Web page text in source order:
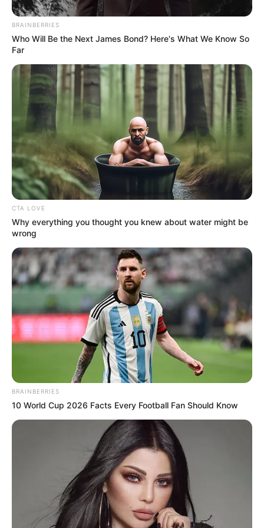
-ad4
✅Garantia dos mesmos direitos dos demais servidores municipais;
Com a nova definição, os agentes passam a ter proteção funcional
compatível com a natureza permanente de suas atividades.
medida fortalece a Proteção Social
e reconhece o papel
estratégico desses trabalhadores naLinha de Frente da Saúde
Pública.
Agentes de Saúde de Nova União comemoram a grande
vitória . —Foto ilustrativa/Reprodução.
O resultado consolida uma reivindicação histórica da
BRAINBERRIES
Who Will Be the Next James Bond? Here's What We Know So
Far
CTA LOVE
Why everything you thought you knew about water might be
wrong
BRAINBERRIES
10 World Cup 2026 Facts Every Football Fan Should Know